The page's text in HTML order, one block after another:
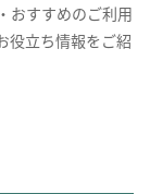
おすすめのご利用
役立ち情報をご紹